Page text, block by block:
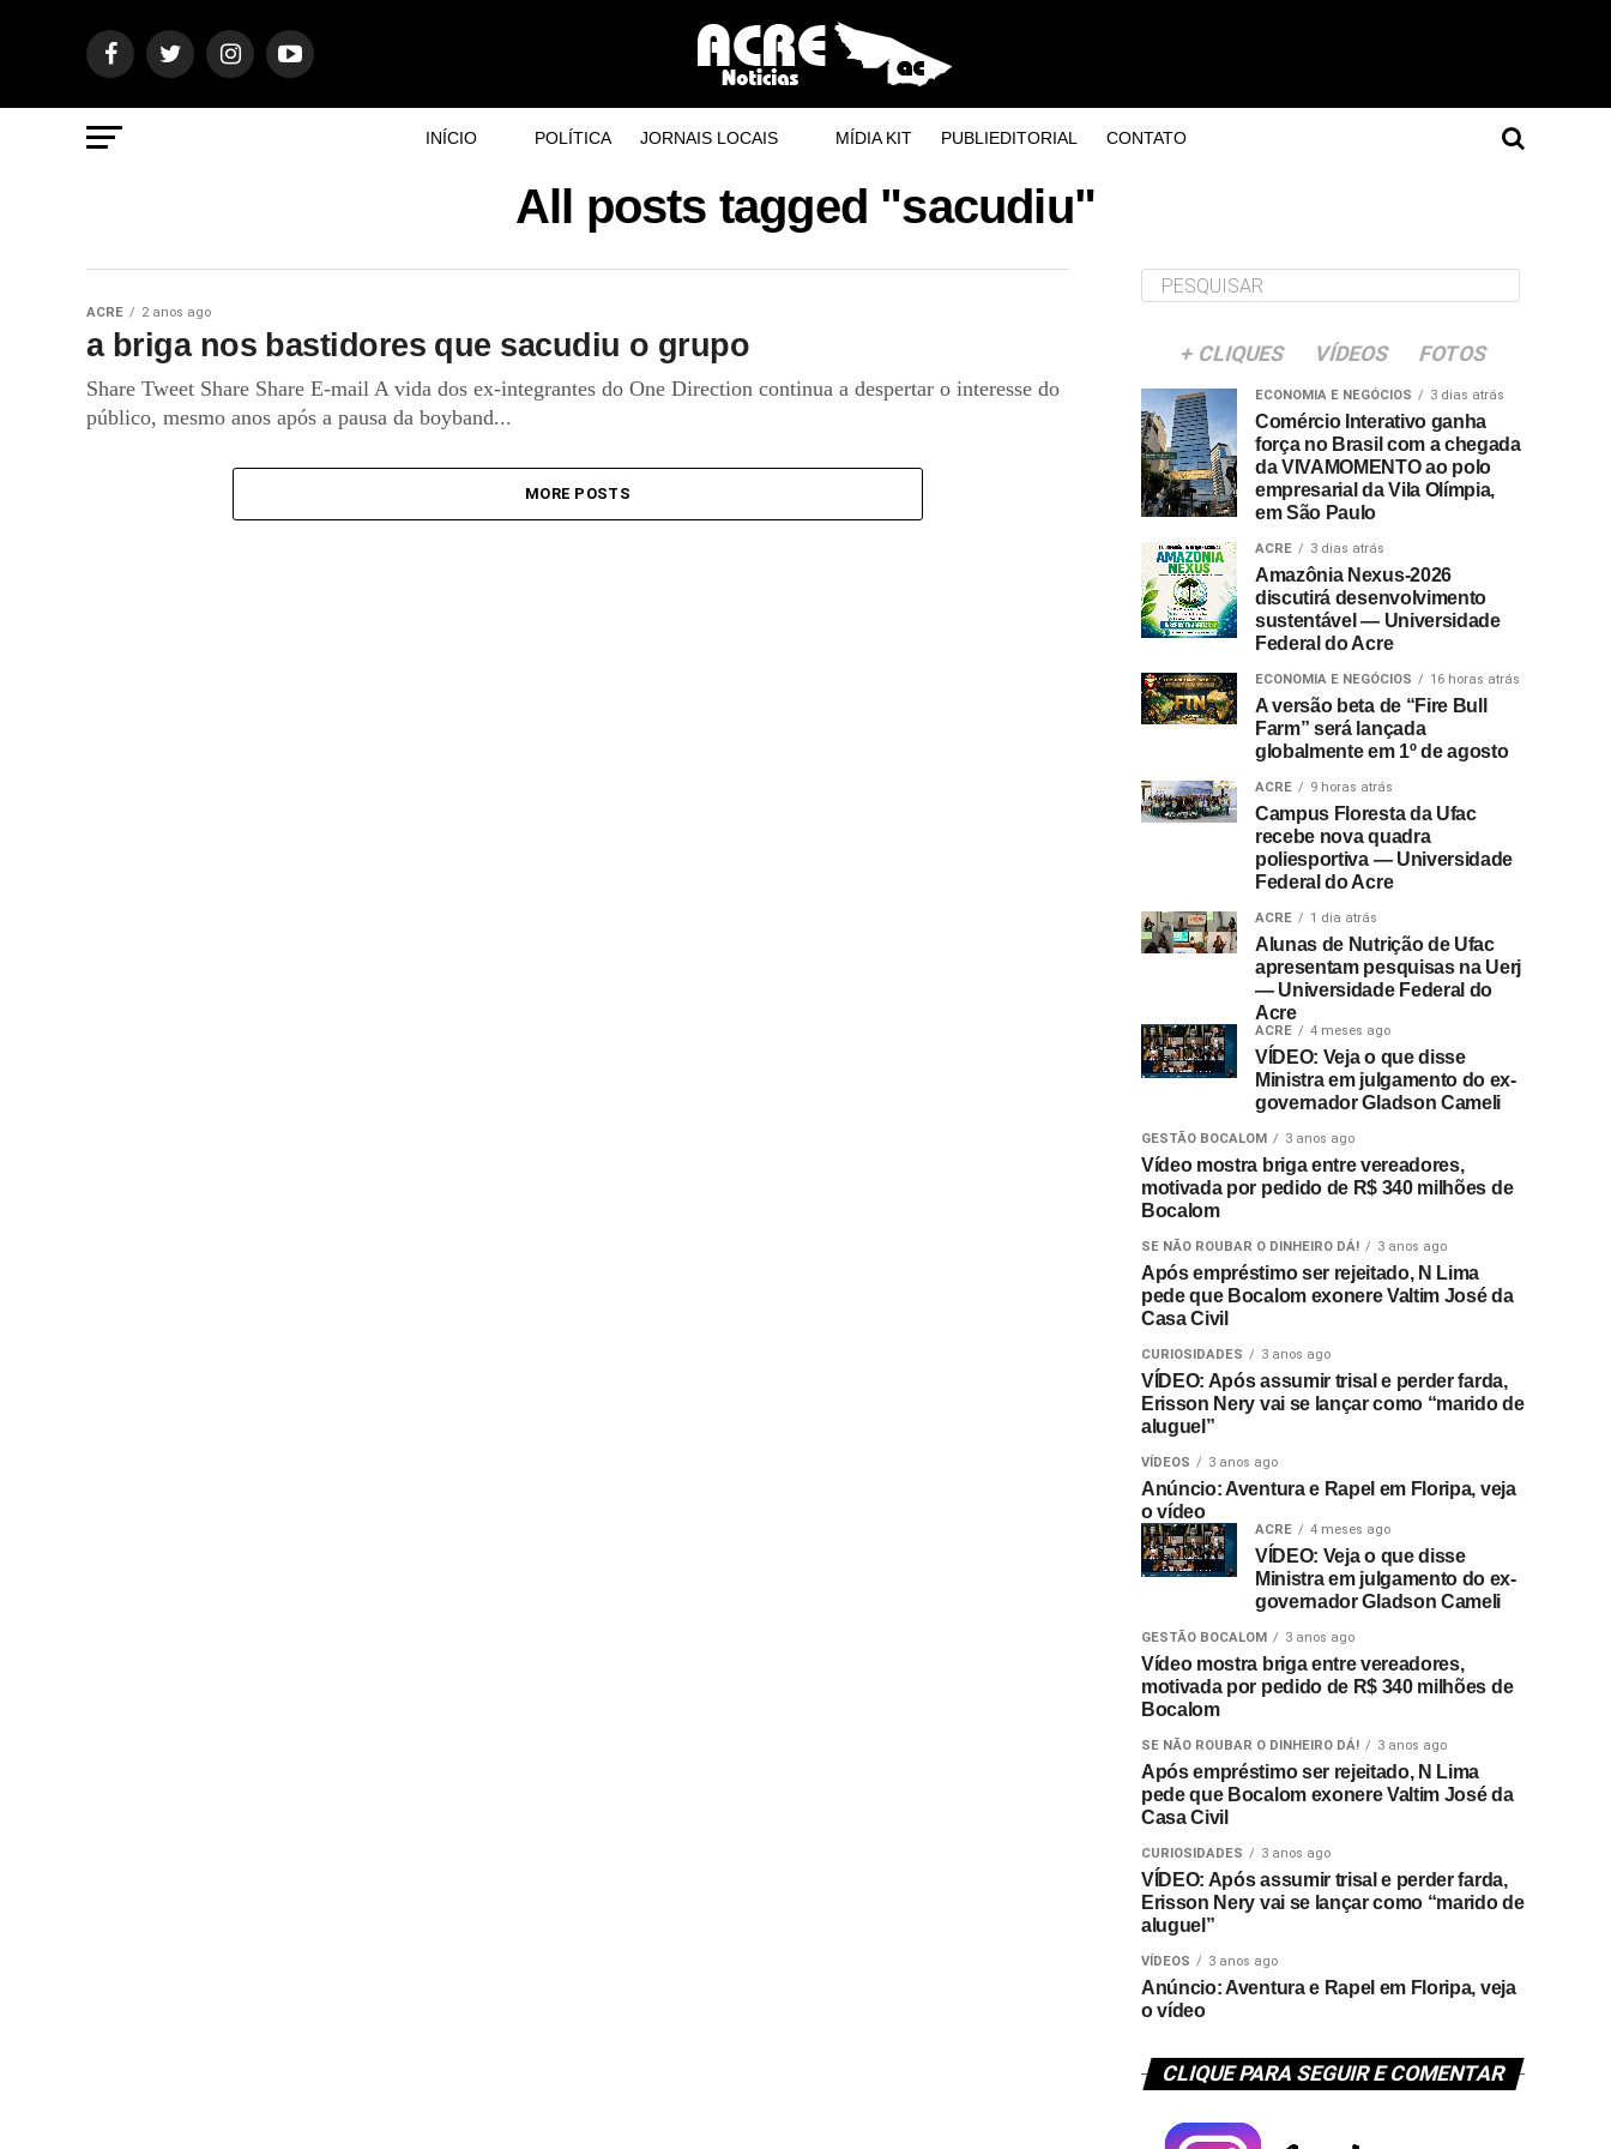
INÍCIO POLÍTICA JORNAIS LOCAIS MÍDIA KIT PUBLIEDITORIAL CONTATO
All posts tagged "sacudiu"
ACRE 2 anos ago
a briga nos bastidores que sacudiu o grupo
Share Tweet Share Share E-mail A vida dos ex-integrantes do One Direction continua a despertar o interesse do
público, mesmo anos após a pausa da boyband...
MORE POSTS
+ CLIQUES VÍDEOS FOTOS
ECONOMIA E NEGÓCIOS 3 dias atrás
Comércio Interativo ganha
força no Brasil com a chegada
da VIVAMOMENTO ao polo
empresarial da Vila Olímpia,
em São Paulo
ACRE 3 dias atrás
Amazônia Nexus-2026
discutirá desenvolvimento
sustentável — Universidade
Federal do Acre
ECONOMIA E NEGÓCIOS 16 horas atrás
A versão beta de “Fire Bull
Farm” será lançada
globalmente em 1º de agosto
ACRE 9 horas atrás
Campus Floresta da Ufac
recebe nova quadra
poliesportiva — Universidade
Federal do Acre
ACRE 1 dia atrás
Alunas de Nutrição de Ufac
apresentam pesquisas na Uerj
— Universidade Federal do
Acre
ACRE 4 meses ago
VÍDEO: Veja o que disse
Ministra em julgamento do ex-
governador Gladson Cameli
GESTÃO BOCALOM 3 anos ago
Vídeo mostra briga entre vereadores,
motivada por pedido de R$ 340 milhões de
Bocalom
SE NÃO ROUBAR O DINHEIRO DÁ! 3 anos ago
Após empréstimo ser rejeitado, N Lima
pede que Bocalom exonere Valtim José da
Casa Civil
CURIOSIDADES 3 anos ago
VÍDEO: Após assumir trisal e perder farda,
Erisson Nery vai se lançar como “marido de
aluguel”
VÍDEOS 3 anos ago
Anúncio: Aventura e Rapel em Floripa, veja
o vídeo
ACRE 4 meses ago
VÍDEO: Veja o que disse
Ministra em julgamento do ex-
governador Gladson Cameli
GESTÃO BOCALOM 3 anos ago
Vídeo mostra briga entre vereadores,
motivada por pedido de R$ 340 milhões de
Bocalom
SE NÃO ROUBAR O DINHEIRO DÁ! 3 anos ago
Após empréstimo ser rejeitado, N Lima
pede que Bocalom exonere Valtim José da
Casa Civil
CURIOSIDADES 3 anos ago
VÍDEO: Após assumir trisal e perder farda,
Erisson Nery vai se lançar como “marido de
aluguel”
VÍDEOS 3 anos ago
Anúncio: Aventura e Rapel em Floripa, veja
o vídeo
CLIQUE PARA SEGUIR E COMENTAR